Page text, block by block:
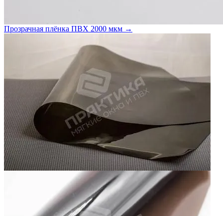
Прозрачная плёнка ПВХ 2000 мкм →